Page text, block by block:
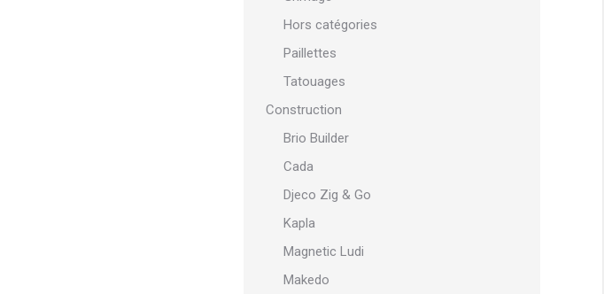
Hors catégories
Paillettes
Tatouages
Construction
Brio Builder
Cada
Djeco Zig & Go
Kapla
Magnetic Ludi
Makedo